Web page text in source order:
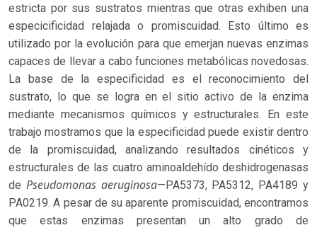
estricta por sus sustratos mientras que otras exhiben una
especicificidad relajada o promiscuidad. Esto último es
utilizado por la evolución para que emerjan nuevas enzimas
capaces de llevar a cabo funciones metabólicas novedosas.
La base de la especificidad es el reconocimiento del
sustrato, lo que se logra en el sitio activo de la enzima
mediante mecanismos químicos y estructurales. En este
trabajo mostramos que la especificidad puede existir dentro
de la promiscuidad, analizando resultados cinéticos y
estructurales de las cuatro aminoaldehído deshidrogenasas
de Pseudomonas aeruginosa—PA5373, PA5312, PA4189 y
PA0219. A pesar de su aparente promiscuidad, encontramos
que estas enzimas presentan un alto grado de